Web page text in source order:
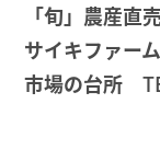
「旬」農産直
サイキファーム
市場の台所